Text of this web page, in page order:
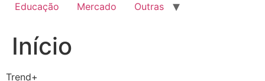
Educação
Mercado Outras
Início
Trend+